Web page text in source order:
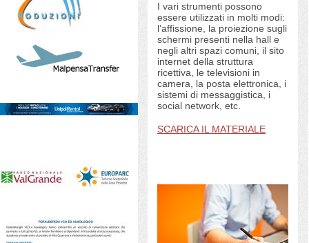
I vari strumenti possono
essere utilizzati in molti modi:
l’affissione, la proiezione sugli
schermi presenti nella hall e
negli altri spazi comuni, il sito
internet della struttura
ricettiva, le televisioni in
camera, la posta elettronica, i
sistemi di messaggistica, i
social network, etc.
SCARICA IL MATERIALE